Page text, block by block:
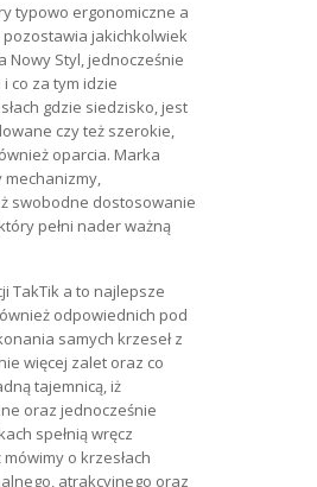
typowo ergonomiczne a
jakichkolwiek
Nowy Styl, jednocześnie
co za tym idzie
gdzie siedzisko, jest
czy też szerokie,
oparcia. Marka
mechanizmy,
swobodne dostosowanie
pełni nader ważną
TakTik a to najlepsze
odpowiednich pod
samych krzeseł z
więcej zalet oraz co
tajemnicą, iż
oraz jednocześnie
spełnią wręcz
o krzesłach
atrakcyjnego oraz